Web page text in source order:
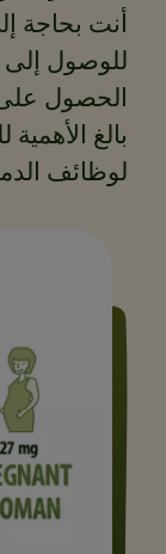
أنت بحاجة
للوصول إلى
الحصول
بالغ
لوظائف